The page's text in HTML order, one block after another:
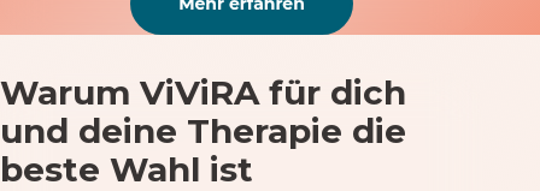
Warum ViViRA für dich
und deine Therapie die
beste Wahl ist